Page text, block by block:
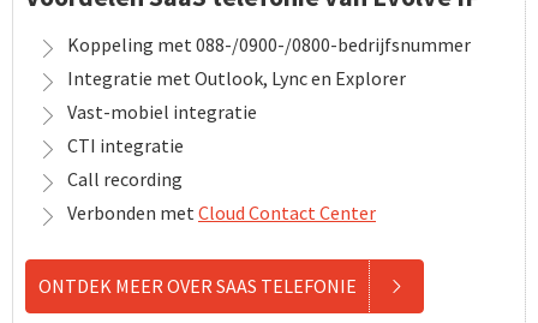
Koppeling met 088-/0900-/0800-bedrijfsnummer
Integratie met Outlook, Lync en Explorer
Vast-mobiel integratie
CTI integratie
Call recording
Verbonden metCloud Contact Center
ONTDEK MEER OVER SAAS TELEFONIE